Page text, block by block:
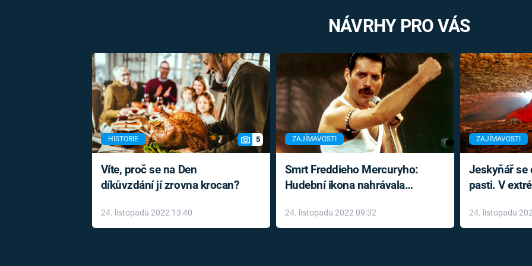
NÁVRHY PRO VÁS
HISTORIE 5
Víte, proč se na Den
díkůvzdání jí zrovna krocan?
24. listopadu 2022 13:40
ZAJÍMAVOSTI
Smrt Freddieho Mercuryho:
Hudební ikona nahrávala
léky
24. listopadu 2022 09:32
ZAJÍMAVOSTI
Jeskyňář se
pasti. V
24. listopadu